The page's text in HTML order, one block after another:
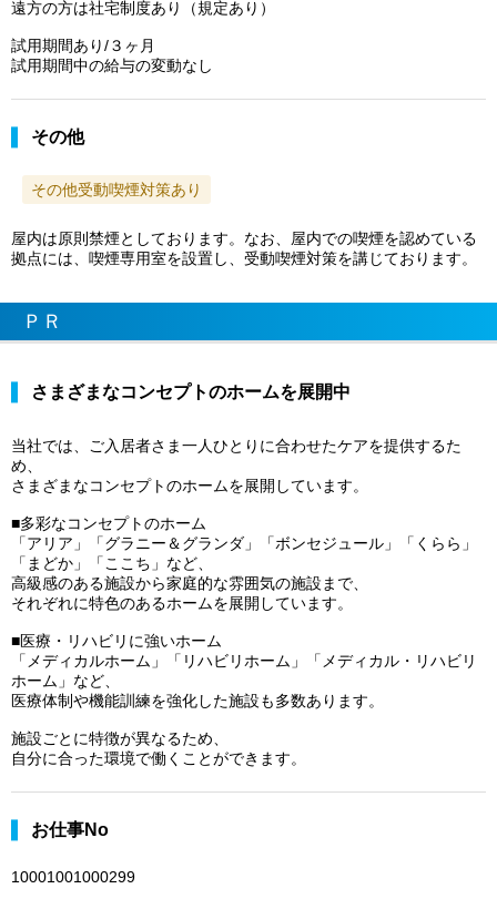
遠方の方は社宅制度あり（規定あり）
試用期間あり/３ヶ月
試用期間中の給与の変動なし
その他
その他受動喫煙対策あり
屋内は原則禁煙としております。なお、屋内での喫煙を認めている
拠点には、喫煙専用室を設置し、受動喫煙対策を講じております。
ＰＲ
さまざまなコンセプトのホームを展開中
当社では、ご入居者さま一人ひとりに合わせたケアを提供するた
め、
さまざまなコンセプトのホームを展開しています。
■多彩なコンセプトのホーム
「アリア」「グラニー＆グランダ」「ボンセジュール」「くらら」
「まどか」「ここち」など、
高級感のある施設から家庭的な雰囲気の施設まで、
それぞれに特色のあるホームを展開しています。
■医療・リハビリに強いホーム
「メディカルホーム」「リハビリホーム」「メディカル・リハビリ
ホーム」など、
医療体制や機能訓練を強化した施設も多数あります。
施設ごとに特徴が異なるため、
自分に合った環境で働くことができます。
お仕事No
10001001000299